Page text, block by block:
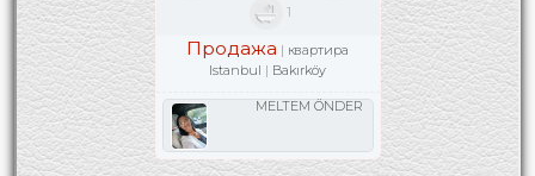
1
Продажа
квартира
Istanbul
Bakırköy
MELTEM ÖNDER